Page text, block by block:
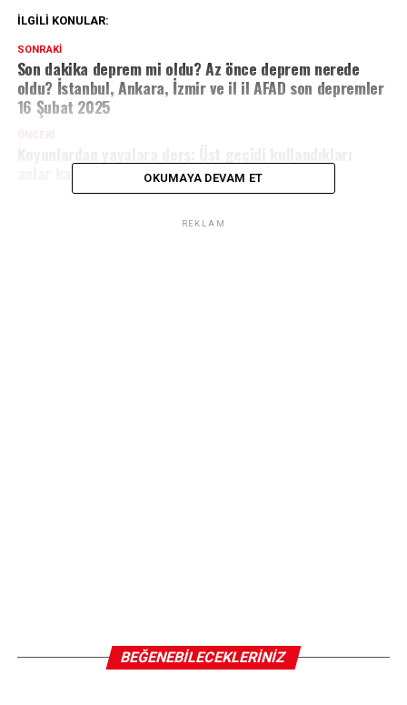
İLGILI KONULAR:
SONRAKI
Son dakika deprem mi oldu? Az önce deprem nerede
oldu? İstanbul, Ankara, İzmir ve il il AFAD son depremler
16 Şubat 2025
ÖNCEKI
anlar kamerada
OKUMAYA DEVAM ET
REKLAM
BEĞENEBILECEKLERINIZ